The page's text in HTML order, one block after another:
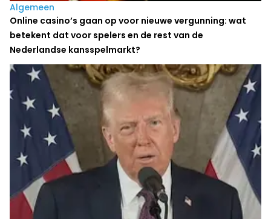
Algemeen
Online casino’s gaan op voor nieuwe vergunning: wat
betekent dat voor spelers en de rest van de
Nederlandse kansspelmarkt?